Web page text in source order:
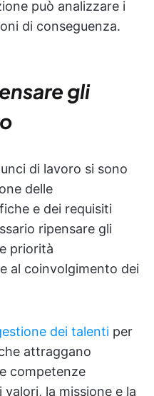
può analizzare i
di conseguenza.
gli
di lavoro si sono
delle
e dei requisiti
ripensare gli
priorità
al coinvolgimento dei
dei talenti per
attraggano
competenze
la missione e la